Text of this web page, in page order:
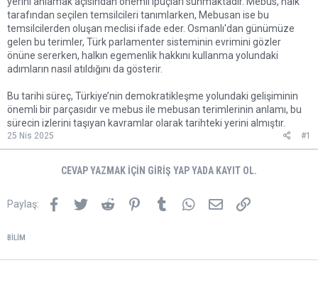
tarafından seçilen temsilcileri tanımlarken, Mebusan ise bu
temsilcilerden oluşan meclisi ifade eder. Osmanlı'dan günümüze
gelen bu terimler, Türk parlamenter sisteminin evrimini gözler
önüne sererken, halkın egemenlik hakkını kullanma yolundaki
adımların nasıl atıldığını da gösterir.
Bu tarihi süreç, Türkiye’nin demokratikleşme yolundaki gelişiminin
önemli bir parçasıdır ve mebus ile mebusan terimlerinin anlamı, bu
sürecin izlerini taşıyan kavramlar olarak tarihteki yerini almıştır.
25 Nis 2025 #1
CEVAP YAZMAK IÇIN GIRIŞ YAP YADA KAYIT OL.
Paylaş: Facebook
TwitterReddit PinterestTumblrWhatsApp
E-postaLink
BILIM